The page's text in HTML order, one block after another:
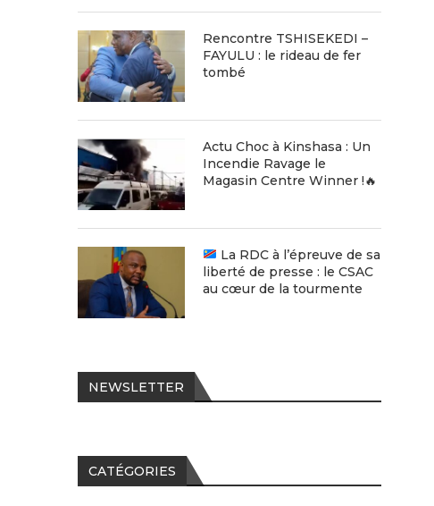
sur...
24 mai 2025
Rencontre TSHISEKEDI –
FAYULU : le rideau de fer
tombé
Actu Choc à Kinshasa : Un
Incendie Ravage le
Magasin Centre Winner !🔥
La RDC à l’épreuve de sa
liberté de presse : le CSAC
au cœur de la tourmente
NEWSLETTER
CATÉGORIES